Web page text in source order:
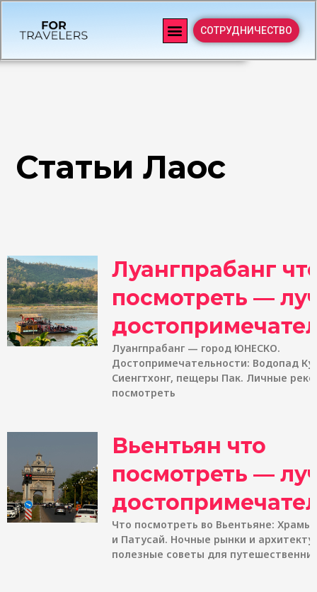
СОТРУДНИЧЕСТВО
Статьи Лаос
Луангпрабанг
посмотреть —
Луангпрабанг — город ЮНЕСКО.
Достопримечательности: Водопад
Сиенгтхонг, пещеры Пак. Личные
посмотреть
Вьентьян что
посмотреть —
Что посмотреть во Вьентьяне: Храмы
и Патусай. Ночные рынки и
полезные советы для